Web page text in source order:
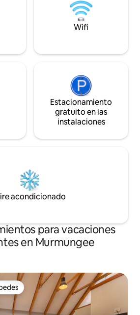
configuraciones
para los
los anfitriones.
ofrecer.
Wifi
Estacionamiento
gratuito en las
instalaciones
acondicionado
para vacaciones
en Murmungee